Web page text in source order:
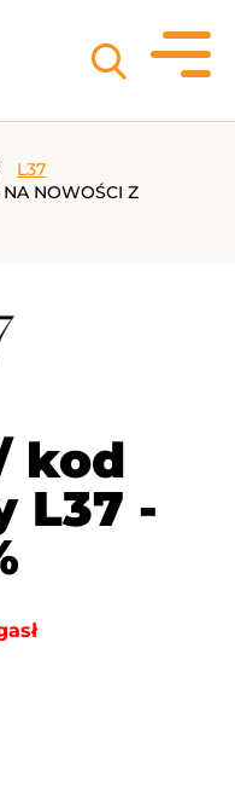
L37
NOWOŚCI Z
kod
L37 -